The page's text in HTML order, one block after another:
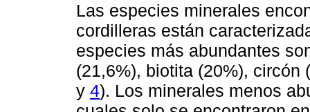
Las especies minerales
cordilleras están
especies más abundantes
(21,6%), biotita (20%), circón
y 4). Los minerales menos